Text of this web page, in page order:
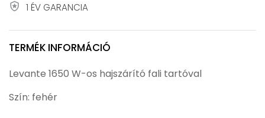
local_police 1 ÉV GARANCIA
TERMÉK INFORMÁCIÓ
Levante 1650 W-os hajszárító fali tartóval
Szín: fehér